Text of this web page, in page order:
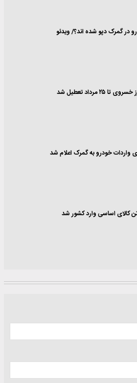
در گمرک دپو شده اند؟/ ویدئو
۲۵ مرداد تعطیل شد
واردات خودرو به گمرک اعلام شد